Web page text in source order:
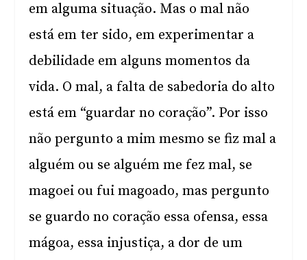
em alguma situação. Mas o mal não
está em ter sido, em experimentar a
debilidade em alguns momentos da
vida. O mal, a falta de sabedoria do alto
está em “guardar no coração”. Por isso
não pergunto a mim mesmo se fiz mal a
alguém ou se alguém me fez mal, se
magoei ou fui magoado, mas pergunto
se guardo no coração essa ofensa, essa
mágoa, essa injustiça, a dor de um